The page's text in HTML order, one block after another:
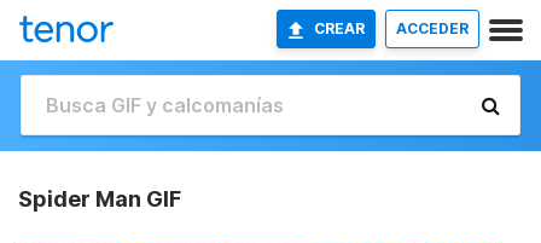
CREAR ACCEDER
Spider Man GIF